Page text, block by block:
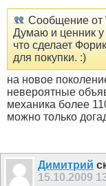
Сообщение от
Думаю и ценник у
что сделает
для покупки. :)
на новое
невероятные
механика более
можно только
Димитрий
15.10.2009